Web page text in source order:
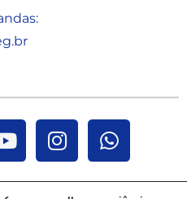
r